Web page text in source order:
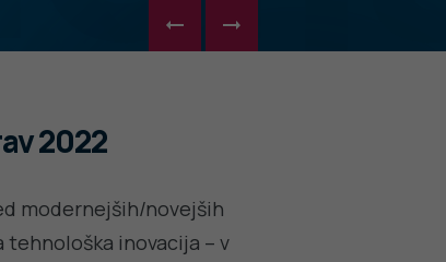
2022
modernejših/novejših
inovacija – v